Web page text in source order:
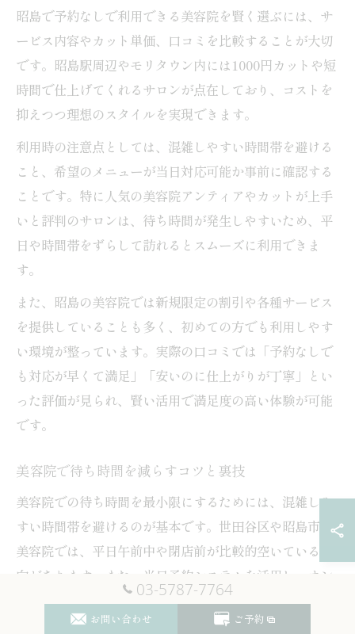
昭島で予約なしで利用できる美容院を賢く選ぶには、サ
ービス内容やカット単価、口コミを比較することが大切
です。昭島駅周辺やモリタウン内には1000円カットや短
時間で仕上げてくれるサロンが点在しており、コストを
抑えつつ理想のスタイルを実現できます。
利用時の注意点としては、混雑しやすい時間帯を避ける
こと、希望のメニューが当日対応可能か事前に確認する
ことです。特に人気の美容院アンティアやカットが上手
いと評判のサロンは、待ち時間が発生しやすいため、平
日や時間帯をずらして訪れるとスムーズに利用できま
す。
また、昭島の美容院では新規限定の割引や各種サービス
を提供していることも多く、初めての方でも利用しやす
い環境が整っています。実際の口コミでは「予約なしで
も対応が早くて満足」「安いのに仕上がりが丁寧」とい
った評価が見られ、賢い活用で満足度の高い体験が可能
です。
美容院で待ち時間を減らすコツと裏技
美容院での待ち時間を最小限にするためには、混雑しや
すい時間帯を避けるのが基本です。世田谷区や昭島市の
美容院では、平日午前中や閉店前が比較的空いている傾
向があります。また、当日予約システムを活用し、オン
ラインで空席状況を事前に確認することで、無駄な待ち
時間を防げます。
03-5787-7764
お問い合わせ ご予約